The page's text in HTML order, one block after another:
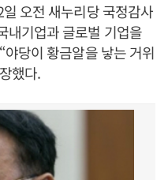
오전 새누리당 국정감사
내기업과 글로벌 기업을
당이 황금알을 낳는 거위
했다.